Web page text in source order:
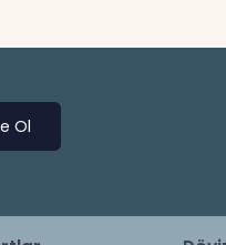
Ol